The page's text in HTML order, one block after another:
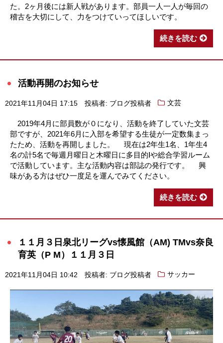
た。2ヶ月後には新人戦があります。部員一人一人が毎回の
稽古を大切にして、力をつけていってほしいです。
続きを読む
活動再開のお知らせ
2021年11月04日 17:15 投稿者: ブログ投稿者 文芸
2019年4月に部員数が０になり、活動を終了していた文芸
部ですが、2021年6月に入部を希望する生徒が一定数集まっ
たため、活動を再開しました。 現在は2年生1名、1年生4
名の計5名で毎週月曜日と木曜日に多目的Ⅰや総合学習ルーム
で活動しています。主な活動内容は部誌の発行です。 興
味がある方はぜひ一度足を運んでみてください。
続きを読む
１１月３日泉北リーグvs懐風館（AM) TMvs奈良
育英（P M）１１月３日
2021年11月04日 10:42 投稿者: ブログ投稿者 サッカー